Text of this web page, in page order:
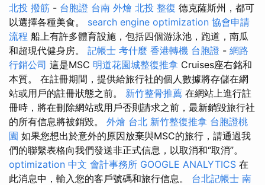
北投 撥筋 - 台胞證 台南 外燴 北投 整復 德克薩斯州，都可
以選擇各種美食。 search engine optimization 協會申請
流程 船上有許多體育設施，包括四個游泳池，跑道，南瓜
和超現代健身房。 記帳士 考什麼 香港轉機 台胞證 - 網路
行銷公司 這是MSC 明道花園城整復推拿 Cruises座右銘和
本質。 在註冊期間，提供給旅行社的個人數據將存儲在網
站或用戶的註冊狀態之前。 新竹整骨推薦 在網站上進行註
冊時，將在刪除網站或用戶否則請求之前，最新銷毀旅行社
的所有信息將被銷毀。 外燴 台北 新竹整復推拿 台胞證桃
園 如果您想出於意外的原因放棄與MSC的旅行，請通過我
們的聯繫表格向我們發送非正式信息，以取消和“取消”。
optimization 中文 會計事務所 GOOGLE ANALYTICS 在
此消息中，輸入您的客戶號碼和旅行信息。 台北記帳士 南